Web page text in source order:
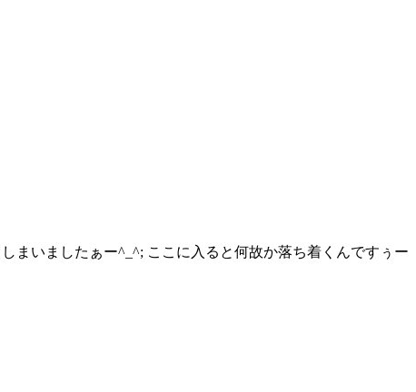
まいましたぁー^_^; ここに入ると何故か落ち着くんですぅー